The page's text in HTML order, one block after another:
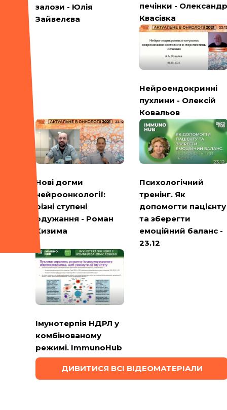
залози - Юлія
Зайвелєва
печінки - Олександр
Квасівка
Нейроендокринні
пухлини - Олексій
Ковальов
Нові догми
нейроонкології:
різні ступені
одужання - Роман
Кизима
Психологічний
тренінг. Як
допомогти пацієнту
та зберегти
емоційний баланс -
23.12
Імунотерпія НДРЛ у
комбінованому
режимі. ImmunoHub
ДИВИТИСЯ ВСІ ВІДЕОМАТЕРІАЛИ